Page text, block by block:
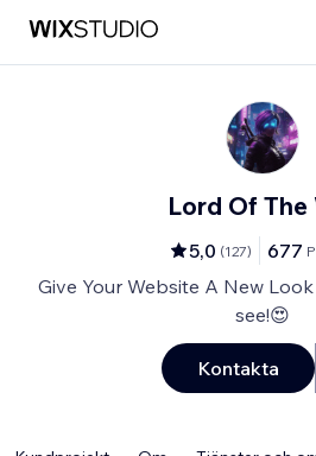
Lord Of The
5,0 (127) 677
Give Your Website A New
see!😍
Kontakta